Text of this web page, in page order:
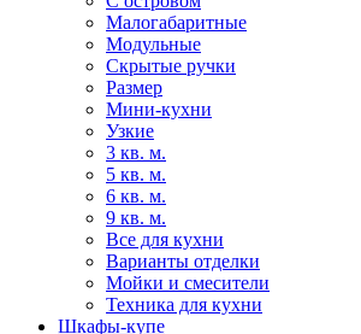
Малогабаритные
Модульные
Скрытые ручки
Размер
Мини-кухни
Узкие
3 кв. м.
5 кв. м.
6 кв. м.
9 кв. м.
Все для кухни
Варианты отделки
Мойки и смесители
Техника для кухни
Шкафы-купе